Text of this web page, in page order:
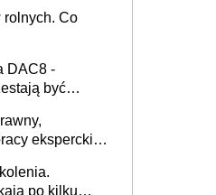
rolnych. Co
DAC8 -
być
eksperckiej -
po kilku